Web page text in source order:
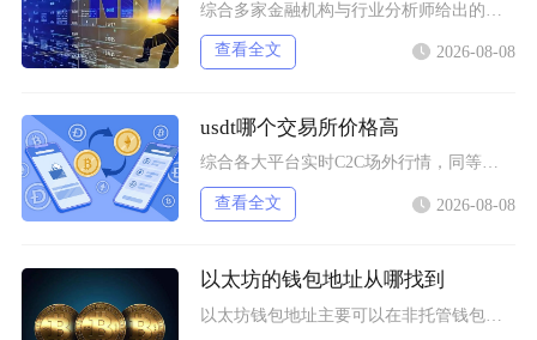
查看全文 2026-08-08
usdt哪个交易所价格高
综合各大平台实时C2C场外行情，同等支付渠道下Bybit场内场外USDT卖出报价长期高于其
查看全文 2026-08-08
以太坊的钱包地址从哪找到